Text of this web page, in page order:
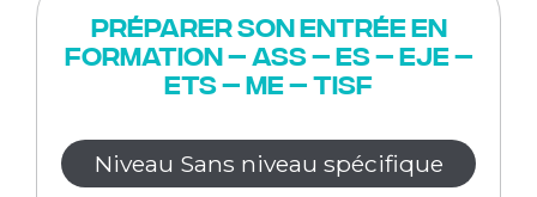
Préparer son entrée en
formation – ASS – ES – EJE –
ETS – ME – TISF
Niveau Sans niveau spécifique